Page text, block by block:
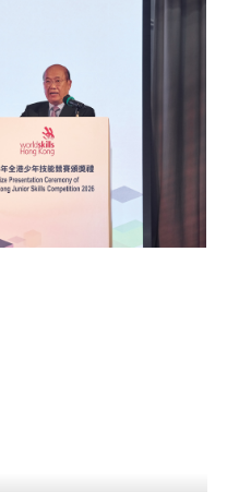
『 非常』嫁衣：裙褂之變
05月23日 -
11月30日
- 下午 5:00
專設計學院時裝資料館